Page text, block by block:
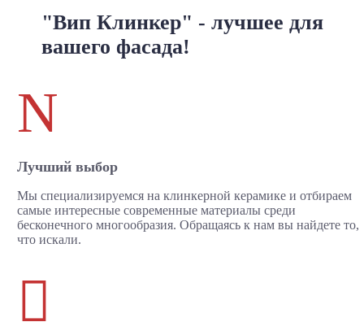
"Вип Клинкер" - лучшее для
вашего фасада!
N
Лучший выбор
Мы специализируемся на клинкерной керамике и отбираем
самые интересные современные материалы среди
бесконечного многообразия. Обращаясь к нам вы найдете то,
что искали.
